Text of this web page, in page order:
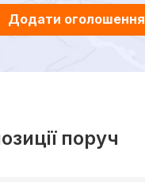
Додати оголошення
поруч